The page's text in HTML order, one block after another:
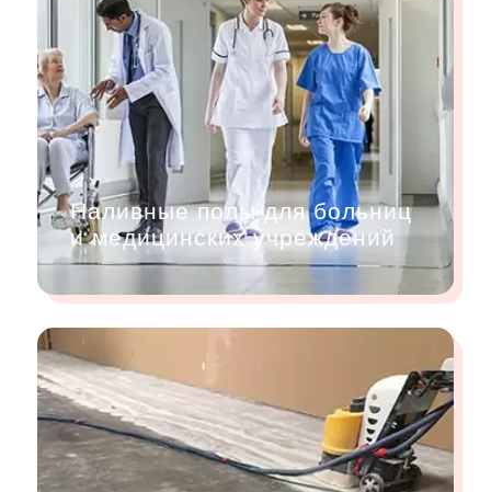
Наливные полы для больниц
и медицинских учреждений